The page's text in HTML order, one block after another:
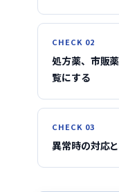
CHECK 02
処方薬、市販
覧にする
CHECK 03
異常時の対応